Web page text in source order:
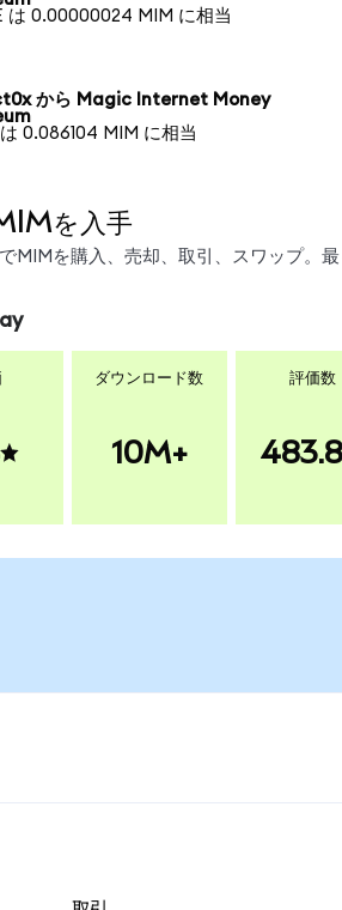
は 0.00000024 MIM に相当
から Magic Internet Money
0.086104 MIM に相当
を入手
MIMを購入、売却、取引、スワップ。最
ダウンロード数
10M+
評価数